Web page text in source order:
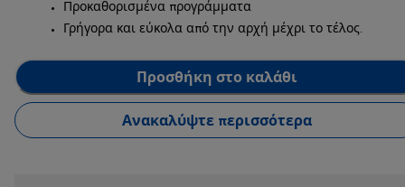
Προκαθορισμένα προγράμματα
Γρήγορα και εύκολα από την αρχή μέχρι το τέλος.
Προσθήκη στο καλάθι
Ανακαλύψτε περισσότερα